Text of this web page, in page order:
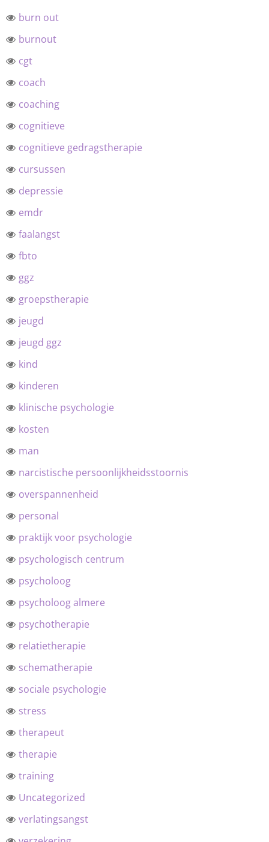
burn out
burnout
cgt
coach
coaching
cognitieve
cognitieve gedragstherapie
cursussen
depressie
emdr
faalangst
fbto
ggz
groepstherapie
jeugd
jeugd ggz
kind
kinderen
klinische psychologie
kosten
man
narcistische persoonlijkheidsstoornis
overspannenheid
personal
praktijk voor psychologie
psychologisch centrum
psycholoog
psycholoog almere
psychotherapie
relatietherapie
schematherapie
sociale psychologie
stress
therapeut
therapie
training
Uncategorized
verlatingsangst